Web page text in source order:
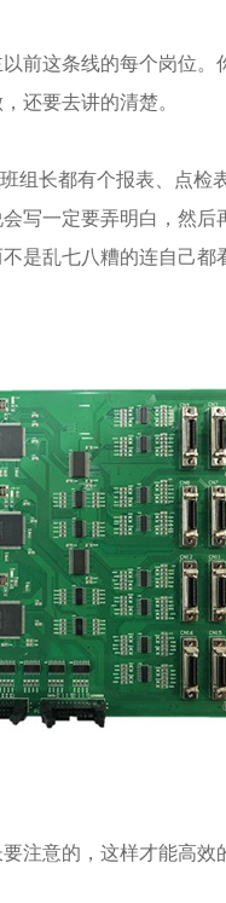
前这条线的每个岗位
还要去讲的清楚。
组长都有个报表、点检
写一定要弄明白，然
是乱七八糟的连自己都
注意的，这样才能高